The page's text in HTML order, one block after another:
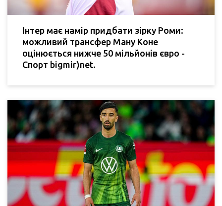
Інтер має намір придбати зірку Роми:
можливий трансфер Ману Коне
оцінюється нижче 50 мільйонів євро -
Спорт bigmir)net.